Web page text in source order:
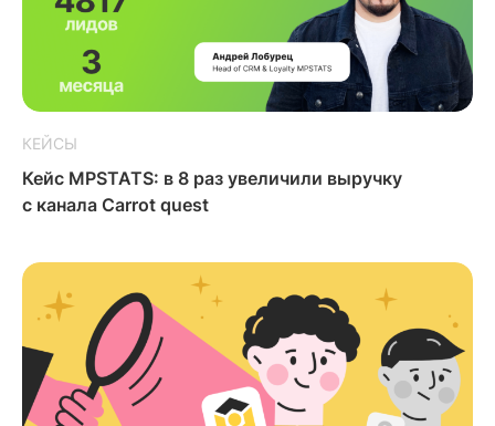
КЕЙСЫ
Кейс MPSTATS: в 8 раз увеличили выручку
с канала Carrot quest